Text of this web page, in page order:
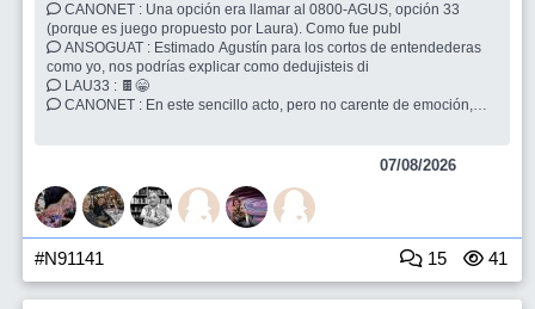
CANONET : Una opción era llamar al 0800-AGUS, opción 33
(porque es juego propuesto por Laura). Como fue publ
ANSOGUAT : Estimado Agustín para los cortos de entendederas
como yo, nos podrías explicar como dedujisteis di
LAU33 : 🍫😁
CANONET : En este sencillo acto, pero no carente de emoción,
07/08/2026
#N91141 15 41